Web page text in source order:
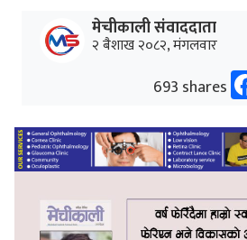
मेचीकाली संवाददाता
२ बैशाख २०८२, मंगलवार
693 shares